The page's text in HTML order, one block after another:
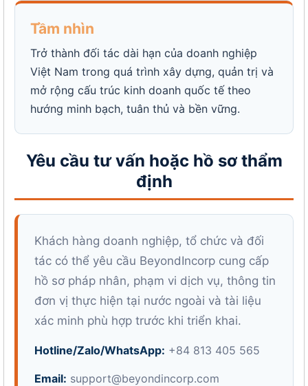
Tầm nhìn
Trở thành đối tác dài hạn của doanh nghiệp
Việt Nam trong quá trình xây dựng, quản trị và
mở rộng cấu trúc kinh doanh quốc tế theo
hướng minh bạch, tuân thủ và bền vững.
Yêu cầu tư vấn hoặc hồ sơ thẩm
định
Khách hàng doanh nghiệp, tổ chức và đối
tác có thể yêu cầu BeyondIncorp cung cấp
hồ sơ pháp nhân, phạm vi dịch vụ, thông tin
đơn vị thực hiện tại nước ngoài và tài liệu
xác minh phù hợp trước khi triển khai.
Hotline/Zalo/WhatsApp: +84 813 405 565
Email: support@beyondincorp.com